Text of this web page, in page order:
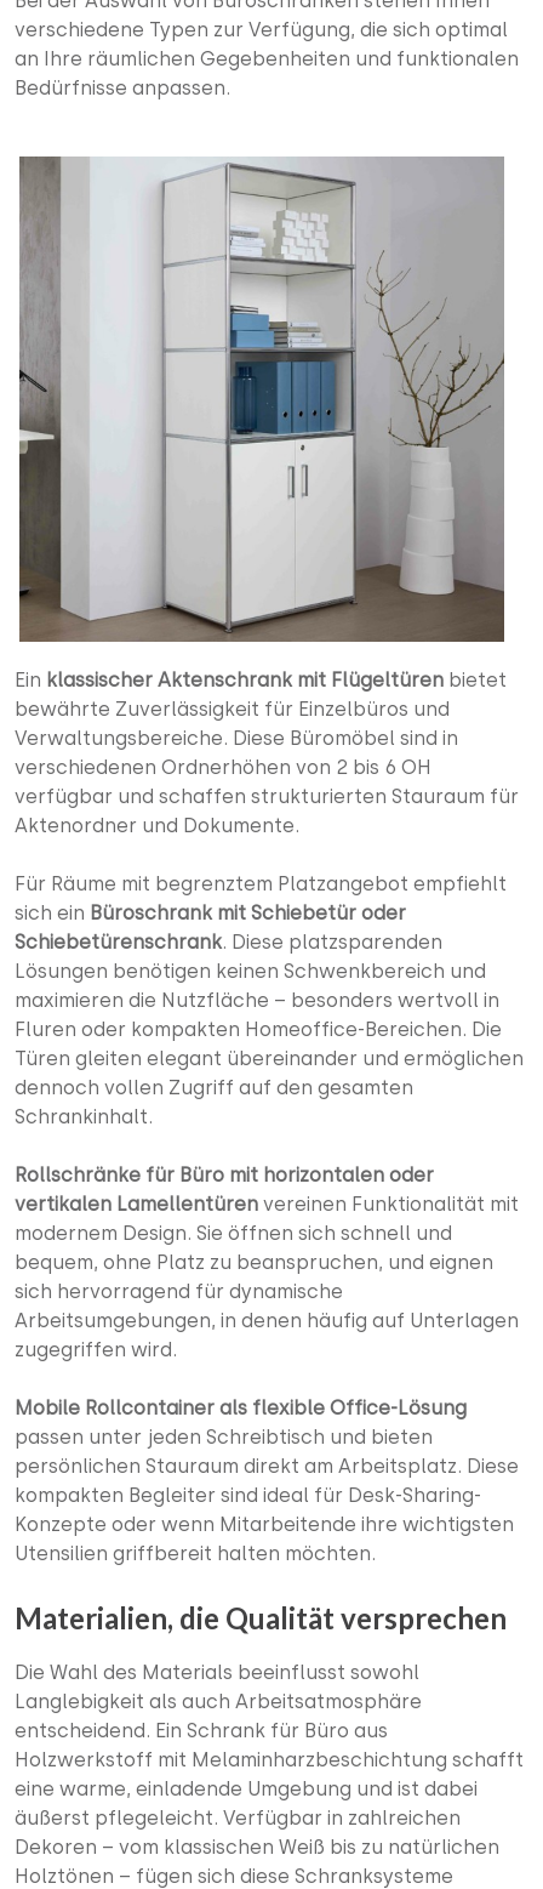
verschiedene Typen zur Verfügung, die sich optimal
an Ihre räumlichen Gegebenheiten und funktionalen
Bedürfnisse anpassen.
Ein klassischer Aktenschrank mit Flügeltüren bietet
bewährte Zuverlässigkeit für Einzelbüros und
Verwaltungsbereiche. Diese Büromöbel sind in
verschiedenen Ordnerhöhen von 2 bis 6 OH
verfügbar und schaffen strukturierten Stauraum für
Aktenordner und Dokumente.
Für Räume mit begrenztem Platzangebot empfiehlt
sich ein Büroschrank mit Schiebetür oder
Schiebetürenschrank. Diese platzsparenden
Lösungen benötigen keinen Schwenkbereich und
maximieren die Nutzfläche – besonders wertvoll in
Fluren oder kompakten Homeoffice-Bereichen. Die
Türen gleiten elegant übereinander und ermöglichen
dennoch vollen Zugriff auf den gesamten
Schrankinhalt.
Rollschränke für Büro mit horizontalen oder
vertikalen Lamellentüren vereinen Funktionalität mit
modernem Design. Sie öffnen sich schnell und
bequem, ohne Platz zu beanspruchen, und eignen
sich hervorragend für dynamische
Arbeitsumgebungen, in denen häufig auf Unterlagen
zugegriffen wird.
Mobile Rollcontainer als flexible Office-Lösung
passen unter jeden Schreibtisch und bieten
persönlichen Stauraum direkt am Arbeitsplatz. Diese
kompakten Begleiter sind ideal für Desk-Sharing-
Konzepte oder wenn Mitarbeitende ihre wichtigsten
Utensilien griffbereit halten möchten.
Materialien, die Qualität versprechen
Die Wahl des Materials beeinflusst sowohl
Langlebigkeit als auch Arbeitsatmosphäre
entscheidend. Ein Schrank für Büro aus
Holzwerkstoff mit Melaminharzbeschichtung schafft
eine warme, einladende Umgebung und ist dabei
äußerst pflegeleicht. Verfügbar in zahlreichen
Dekoren – vom klassischen Weiß bis zu natürlichen
Holztönen – fügen sich diese Schranksysteme